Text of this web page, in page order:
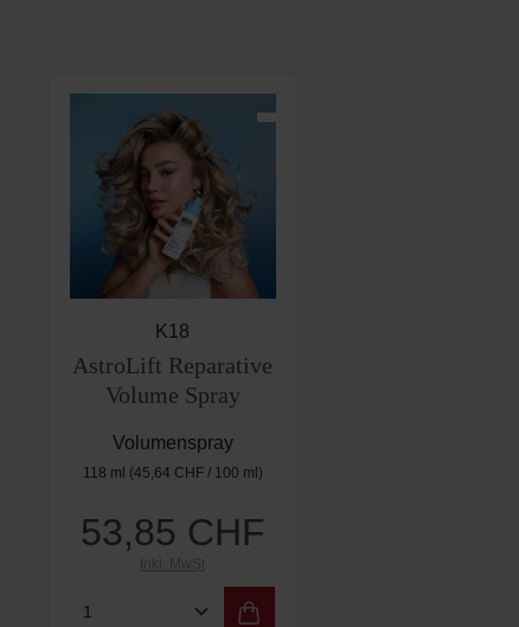
K18
AstroLift Reparative
Volume Spray
Volumenspray
118 ml (45,64 CHF / 100 ml)
Regulärer Preis:
53,85 CHF
Inkl. MwSt
Produkt Anzahl: Gib den